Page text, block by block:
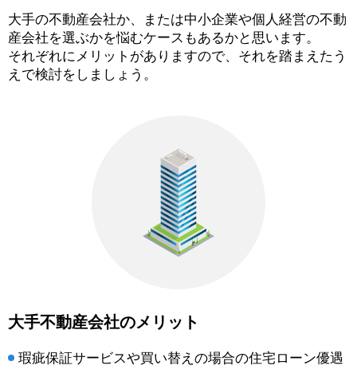
大手の不動産会社か、または中小企業や個人経営の不動
産会社を選ぶかを悩むケースもあるかと思います。
それぞれにメリットがありますので、それを踏まえたう
えで検討をしましょう。
大手不動産会社のメリット
瑕疵保証サービスや買い替えの場合の住宅ローン優遇